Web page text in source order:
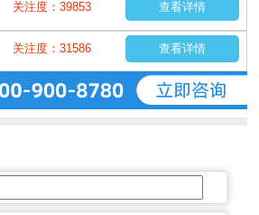
关注度：39853 查看详情
关注度：31586 查看详情